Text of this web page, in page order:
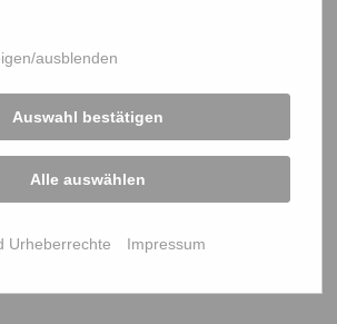
ausblenden
Auswahl bestätigen
Alle auswählen
Urheberrechte Impressum